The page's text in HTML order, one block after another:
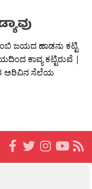
ಜಯದ ಹಾಡನು ಕಟ್ಟಿ
ಕಾವ್ಯ ಕಟ್ಟಿರುವೆ |
ಅರಿವಿನ ಸೆಲೆಯ